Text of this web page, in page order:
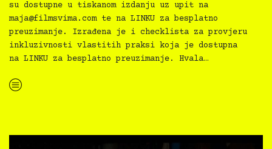
su dostupne u tiskanom izdanju uz upit na
maja@filmsvima.comte na LINKU za besplatno
preuzimanje. Izrađena je i checklista za provjeru
inkluzivnosti vlastitih praksi koja je dostupna
na LINKU za besplatno preuzimanje. Hvala…
“Kultura svima — Smjernice za inkluzivne kulturne prakse”